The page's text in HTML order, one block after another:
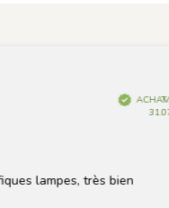
ACHAT VALIDÉ
31.07.2026
lampes, très bien